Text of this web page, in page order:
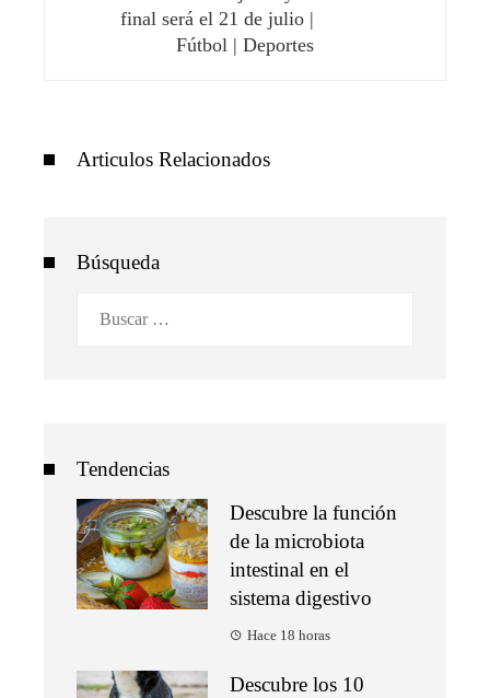
final será el 21 de julio |
Fútbol | Deportes
Articulos Relacionados
Búsqueda
Tendencias
Descubre la función
de la microbiota
intestinal en el
sistema digestivo
Hace 18 horas
Descubre los 10